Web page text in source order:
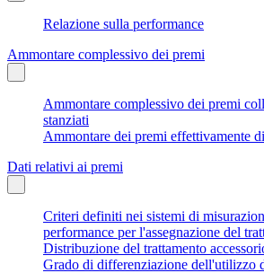
Relazione sulla performance
Ammontare complessivo dei premi
Ammontare complessivo dei premi
stanziati
Ammontare dei premi effettivamente
Dati relativi ai premi
Criteri definiti nei sistemi di
performance per l'assegnazione del
Distribuzione del trattamento
Grado di differenziazione dell'utilizzo